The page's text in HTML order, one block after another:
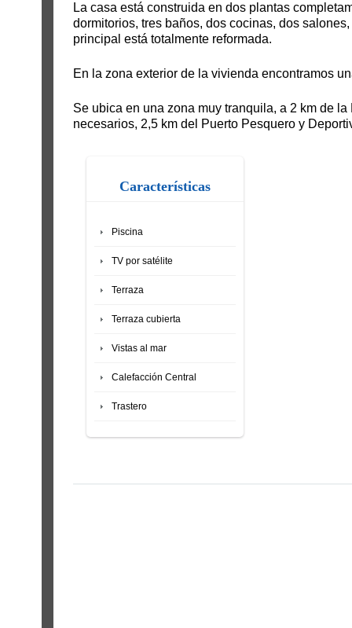
La casa está construida en dos plantas
dormitorios, tres baños, dos cocinas, dos
principal está totalmente reformada.
En la zona exterior de la vivienda encontramos
Se ubica en una zona muy tranquila, a 2 km de
necesarios, 2,5 km del Puerto Pesquero y
Características
Piscina
TV por satélite
Terraza
Terraza cubierta
Vistas al mar
Calefacción Central
Trastero